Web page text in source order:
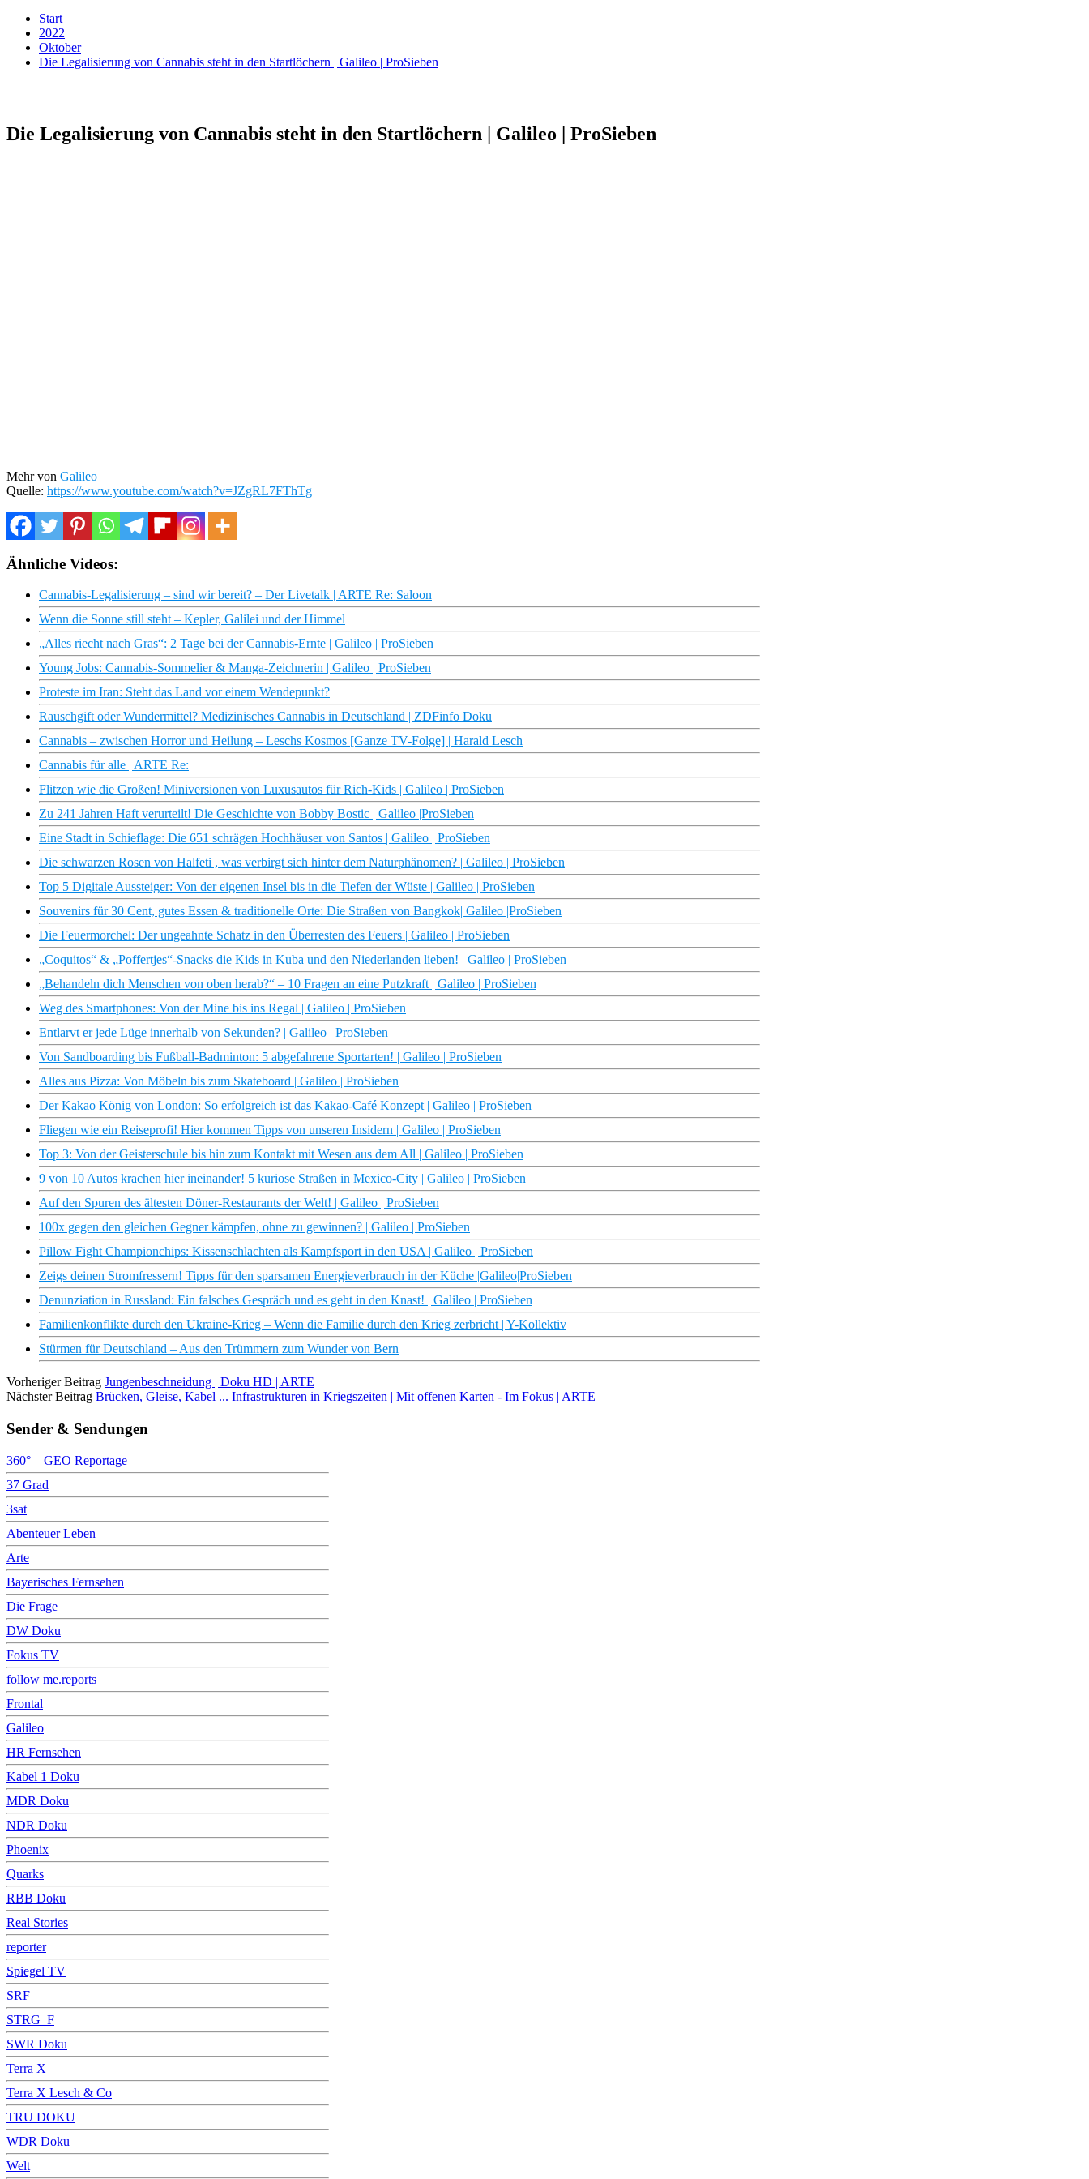
Start
2022
Oktober
Die Legalisierung von Cannabis steht in den Startlöchern | Galileo | ProSieben
Die Legalisierung von Cannabis steht in den Startlöchern | Galileo | ProSieben
Mehr von Galileo
Quelle: https://www.youtube.com/watch?v=JZgRL7FThTg
Ähnliche Videos:
Cannabis-Legalisierung – sind wir bereit? – Der Livetalk | ARTE Re: Saloon
Wenn die Sonne still steht – Kepler, Galilei und der Himmel
„Alles riecht nach Gras“: 2 Tage bei der Cannabis-Ernte | Galileo | ProSieben
Young Jobs: Cannabis-Sommelier & Manga-Zeichnerin | Galileo | ProSieben
Proteste im Iran: Steht das Land vor einem Wendepunkt?
Rauschgift oder Wundermittel? Medizinisches Cannabis in Deutschland | ZDFinfo Doku
Cannabis – zwischen Horror und Heilung – Leschs Kosmos [Ganze TV-Folge] | Harald Lesch
Cannabis für alle | ARTE Re:
Flitzen wie die Großen! Miniversionen von Luxusautos für Rich-Kids | Galileo | ProSieben
Zu 241 Jahren Haft verurteilt! Die Geschichte von Bobby Bostic | Galileo |ProSieben
Eine Stadt in Schieflage: Die 651 schrägen Hochhäuser von Santos | Galileo | ProSieben
Die schwarzen Rosen von Halfeti , was verbirgt sich hinter dem Naturphänomen? | Galileo | ProSieben
Top 5 Digitale Aussteiger: Von der eigenen Insel bis in die Tiefen der Wüste | Galileo | ProSieben
Souvenirs für 30 Cent, gutes Essen & traditionelle Orte: Die Straßen von Bangkok| Galileo |ProSieben
Die Feuermorchel: Der ungeahnte Schatz in den Überresten des Feuers | Galileo | ProSieben
„Coquitos“ & „Poffertjes“-Snacks die Kids in Kuba und den Niederlanden lieben! | Galileo | ProSieben
„Behandeln dich Menschen von oben herab?“ – 10 Fragen an eine Putzkraft | Galileo | ProSieben
Weg des Smartphones: Von der Mine bis ins Regal | Galileo | ProSieben
Entlarvt er jede Lüge innerhalb von Sekunden? | Galileo | ProSieben
Von Sandboarding bis Fußball-Badminton: 5 abgefahrene Sportarten! | Galileo | ProSieben
Alles aus Pizza: Von Möbeln bis zum Skateboard | Galileo | ProSieben
Der Kakao König von London: So erfolgreich ist das Kakao-Café Konzept | Galileo | ProSieben
Fliegen wie ein Reiseprofi! Hier kommen Tipps von unseren Insidern | Galileo | ProSieben
Top 3: Von der Geisterschule bis hin zum Kontakt mit Wesen aus dem All | Galileo | ProSieben
9 von 10 Autos krachen hier ineinander! 5 kuriose Straßen in Mexico-City | Galileo | ProSieben
Auf den Spuren des ältesten Döner-Restaurants der Welt! | Galileo | ProSieben
100x gegen den gleichen Gegner kämpfen, ohne zu gewinnen? | Galileo | ProSieben
Pillow Fight Championchips: Kissenschlachten als Kampfsport in den USA | Galileo | ProSieben
Zeigs deinen Stromfressern! Tipps für den sparsamen Energieverbrauch in der Küche |Galileo|ProSieben
Denunziation in Russland: Ein falsches Gespräch und es geht in den Knast! | Galileo | ProSieben
Familienkonflikte durch den Ukraine-Krieg – Wenn die Familie durch den Krieg zerbricht | Y-Kollektiv
Stürmen für Deutschland – Aus den Trümmern zum Wunder von Bern
Vorheriger Beitrag Jungenbeschneidung | Doku HD | ARTE
Nächster Beitrag Brücken, Gleise, Kabel ... Infrastrukturen in Kriegszeiten | Mit offenen Karten - Im Fokus | ARTE
Sender & Sendungen
360° – GEO Reportage
37 Grad
3sat
Abenteuer Leben
Arte
Bayerisches Fernsehen
Die Frage
DW Doku
Fokus TV
follow me.reports
Frontal
Galileo
HR Fernsehen
Kabel 1 Doku
MDR Doku
NDR Doku
Phoenix
Quarks
RBB Doku
Real Stories
reporter
Spiegel TV
SRF
STRG_F
SWR Doku
Terra X
Terra X Lesch & Co
TRU DOKU
WDR Doku
Welt